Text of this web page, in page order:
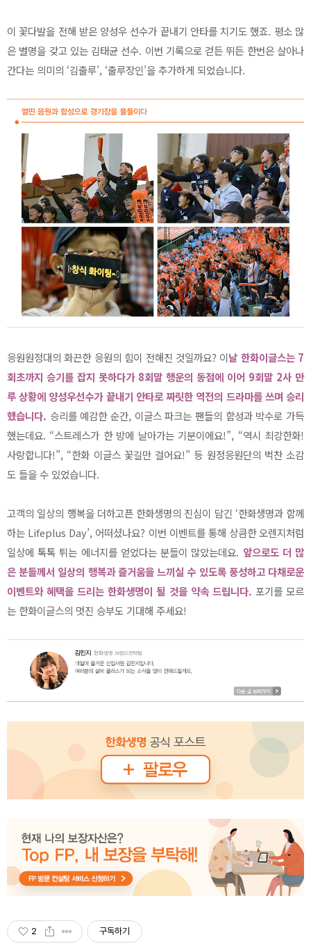
이 꽃다발을 전해 받은 양성우 선수가 끝내기 안타를 치기도 했죠. 평소 많
은 별명을 갖고 있는 김태균 선수. 이번 기록으로 걷든 뛰든 한번은 살아나
간다는 의미의 ‘김출루’, ‘출루장인’을 추가하게 되었습니다.
응원원정대의 화끈한 응원의 힘이 전해진 것일까요? 이날 한화이글스는 7
회초까지 승기를 잡지 못하다가 8회말 행운의 동점에 이어 9회말 2사 만
루 상황에 양성우선수가 끝내기 안타로 짜릿한 역전의 드라마를 쓰며 승리
했습니다. 승리를 예감한 순간, 이글스 파크는 팬들의 함성과 박수로 가득
했는데요. “스트레스가 한 방에 날아가는 기분이에요!”, “역시 최강한화!
사랑합니다!”, “한화 이글스 꽃길만 걸어요!” 등 원정응원단의 벅찬 소감
도 들을 수 있었습니다.
고객의 일상의 행복을 더하고픈 한화생명의 진심이 담긴 ‘한화생명과 함께
하는 Lifeplus Day’, 어떠셨나요? 이번 이벤트를 통해 상큼한 오렌지처럼
일상에 톡톡 튀는 에너지를 얻었다는 분들이 많았는데요. 앞으로도 더 많
은 분들께서 일상의 행복과 즐거움을 느끼실 수 있도록 풍성하고 다채로운
이벤트와 혜택을 드리는 한화생명이 될 것을 약속 드립니다. 포기를 모르
는 한화이글스의 멋진 승부도 기대해 주세요!
2 구독하기